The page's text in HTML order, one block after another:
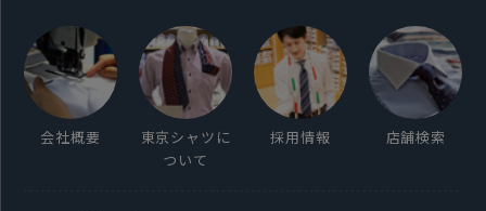
会社概要
東京シャツに
ついて
採用情報 店舗検索